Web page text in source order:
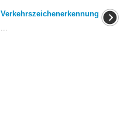
Verkehrszeichenerkennung
...